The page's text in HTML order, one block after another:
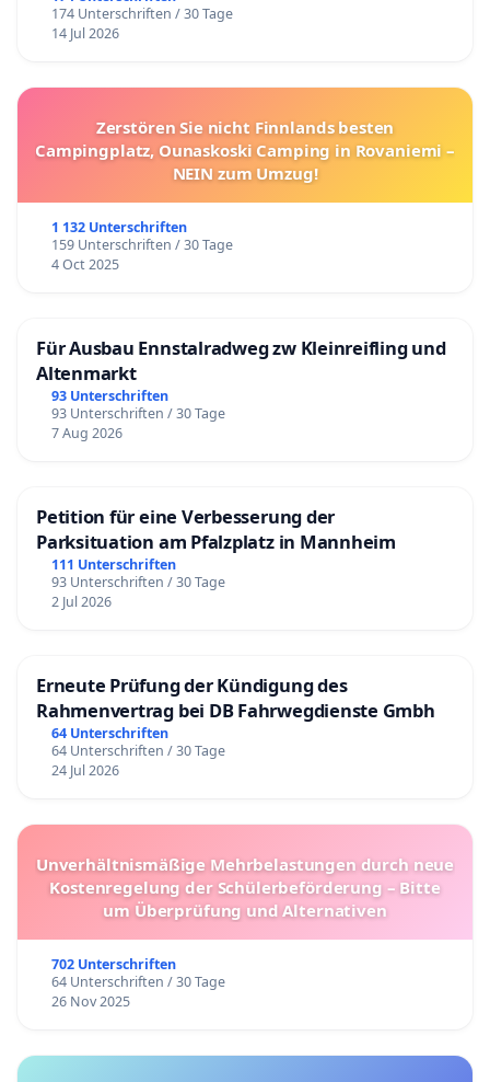
174 Unterschriften / 30 Tage
14 Jul 2026
Zerstören Sie nicht Finnlands besten
Campingplatz, Ounaskoski Camping in Rovaniemi –
NEIN zum Umzug!
1 132 Unterschriften
159 Unterschriften / 30 Tage
4 Oct 2025
Für Ausbau Ennstalradweg zw Kleinreifling und
Altenmarkt
93 Unterschriften
93 Unterschriften / 30 Tage
7 Aug 2026
Petition für eine Verbesserung der
Parksituation am Pfalzplatz in Mannheim
111 Unterschriften
93 Unterschriften / 30 Tage
2 Jul 2026
Erneute Prüfung der Kündigung des
Rahmenvertrag bei DB Fahrwegdienste Gmbh
64 Unterschriften
64 Unterschriften / 30 Tage
24 Jul 2026
Unverhältnismäßige Mehrbelastungen durch neue
Kostenregelung der Schülerbeförderung – Bitte
um Überprüfung und Alternativen
702 Unterschriften
64 Unterschriften / 30 Tage
26 Nov 2025